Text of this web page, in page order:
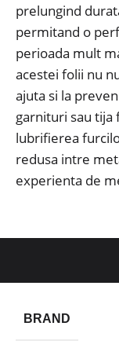
prelungind
permitand o
perioada mult
acestei folii nu
ajuta si la
garnituri sau tija
lubrifierea
redusa intre
experienta de
BRAND